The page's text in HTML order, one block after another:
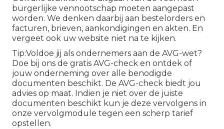
burgerlijke vennootschap moeten aangepast
worden. We denken daarbij aan bestelorders en
facturen, brieven, aankondigingen en akten. En
vergeet ook uw website niet na te kijken.
Tip:Voldoe jij als ondernemers aan de AVG-wet?
Doe bij ons de gratis AVG-check en ontdek of
jouw onderneming over alle benodigde
documenten beschikt. De AVG-check biedt jou
advies op maat. Indien je niet over de juiste
documenten beschikt kun je deze vervolgens in
onze vervolgmodule tegen een scherp tarief
opstellen.